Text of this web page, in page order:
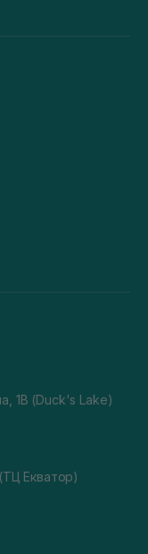
1В (Duck's Lake)
Екватор)